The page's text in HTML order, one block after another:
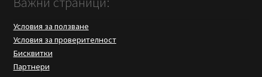
Условия за ползване
Условия за проверителност
Бисквитки
Партнери